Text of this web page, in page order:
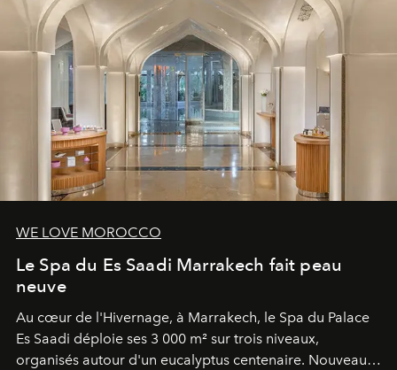
WE LOVE MOROCCO
Le Spa du Es Saadi Marrakech fait peau
neuve
Au cœur de l'Hivernage, à Marrakech, le Spa du Palace
Es Saadi déploie ses 3 000 m² sur trois niveaux,
organisés autour d'un eucalyptus centenaire. Nouveau